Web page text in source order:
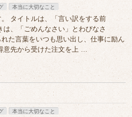
本当に大切なこと
タイトルは、「言い訳をする前
、「ごめんなさい」とわびなさ
た言葉をいつも思い出し、仕事に励ん
意先から受けた注文を上 …
本当に大切なこと